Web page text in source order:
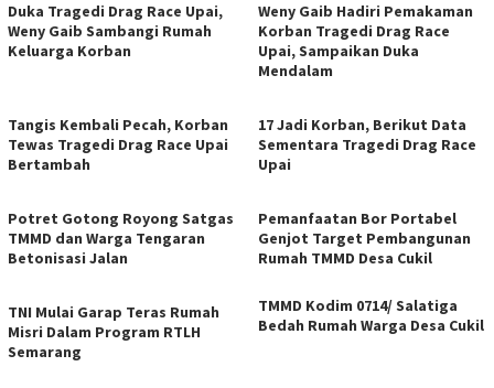
Duka Tragedi Drag Race Upai,
Weny Gaib Sambangi Rumah
Keluarga Korban
Weny Gaib Hadiri Pemakaman
Korban Tragedi Drag Race
Upai, Sampaikan Duka
Mendalam
Tangis Kembali Pecah, Korban
Tewas Tragedi Drag Race Upai
Bertambah
17 Jadi Korban, Berikut Data
Sementara Tragedi Drag Race
Upai
Potret Gotong Royong Satgas
TMMD dan Warga Tengaran
Betonisasi Jalan
Pemanfaatan Bor Portabel
Genjot Target Pembangunan
Rumah TMMD Desa Cukil
TNI Mulai Garap Teras Rumah
Misri Dalam Program RTLH
Semarang
TMMD Kodim 0714/ Salatiga
Bedah Rumah Warga Desa Cukil